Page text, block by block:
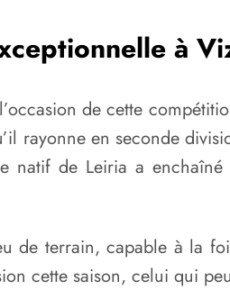
à
de cette
rayonne en seconde
de Leiria a
terrain, capable à la
cette saison, celui qui